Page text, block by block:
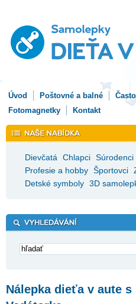
Úvod Poštovné a balné
Fotomagnetky
Kontakt
Dievčatá Chlapci Súrodenci
Profesie a hobby Športovci
Detské symboly 3D
Nálepka dieťa v aute